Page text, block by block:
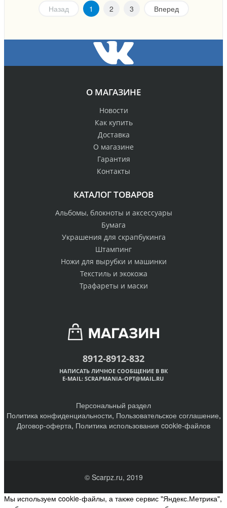
Назад 1 2 3 Вперед
О МАГАЗИНЕ
Новости
Как купить
Доставка
О магазине
Гарантия
Контакты
КАТАЛОГ ТОВАРОВ
Альбомы, блокноты и аксессуары
Бумага
Украшения для скрапбукинга
Штампинг
Ножи для вырубки и машинки
Текстиль и экокожа
Трафареты и маски
8912-8912-832
НАПИСАТЬ ЛИЧНОЕ СООБЩЕНИЕ В ВК
E-MAIL: SCRAPMANIA-OPT@MAIL.RU
Персональный раздел
Политика конфиденциальности, Пользовательское соглашение,
Договор-оферта, Политика использования cookie-файлов
© Scarpz.ru, 2019
Мы используем cookie-файлы, а также сервис "Яндекс.Метрика",